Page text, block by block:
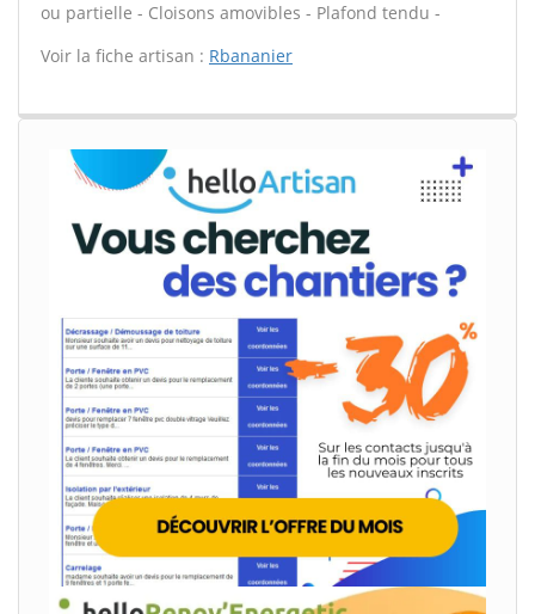
ou partielle - Cloisons amovibles - Plafond tendu -
Voir la fiche artisan : Rbananier